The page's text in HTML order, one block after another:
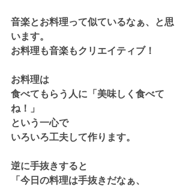
音楽とお料理って似ているなぁ、と思
います。
お料理も音楽もクリエイティブ！
お料理は
食べてもらう人に「美味しく食べて
ね！」
という一心で
いろいろ工夫して作ります。
逆に手抜きすると
「今日の料理は手抜きだなぁ、